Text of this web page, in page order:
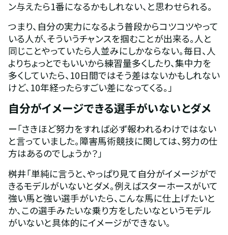
ン与えたら1番になるかもしれない、と思わせられる。
つまり、自分の実力になるよう普段からコツコツやって
いる人が、そういうチャンスを掴むことが出来る。人と
同じことやっていたら人並みにしかならない。毎日、人
よりちょっとでもいいから練習量多くしたり、集中力を
多くしていたら、10日間ではそう差はないかもしれない
けど、10年経ったらすごい差になってくる。」
自分がイメージできる選手がいないとダメ
ー「さきほど努力をすれば必ず報われるわけではない
と言っていました。障害馬術競技に関しては、努力の仕
方はあるのでしょうか？」
桝井「単純に言うと、やっぱり見て自分がイメージがで
きるモデルがいないとダメ。例えばスターホースがいて
強い馬と強い選手がいたら、こんな馬に仕上げたいと
か、この選手みたいな乗り方をしたいなというモデル
がいないと具体的にイメージができない。